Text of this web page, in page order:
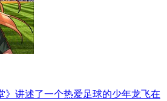
》讲述了一个热爱足球的少年龙飞在